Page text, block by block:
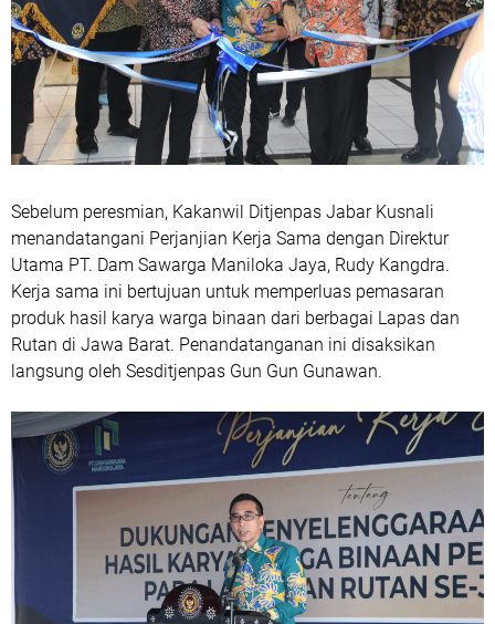
Sebelum peresmian, Kakanwil Ditjenpas Jabar Kusnali
menandatangani Perjanjian Kerja Sama dengan Direktur
Utama PT. Dam Sawarga Maniloka Jaya, Rudy Kangdra.
Kerja sama ini bertujuan untuk memperluas pemasaran
produk hasil karya warga binaan dari berbagai Lapas dan
Rutan di Jawa Barat. Penandatanganan ini disaksikan
langsung oleh Sesditjenpas Gun Gun Gunawan.